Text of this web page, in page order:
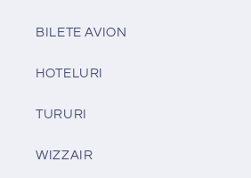
BILETE AVION
HOTELURI
TURURI
WIZZAIR